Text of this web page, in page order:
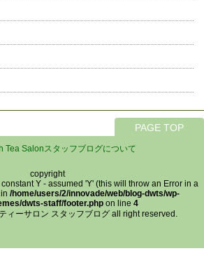
PAGE TOP
Tea Salonスタッフブログについて
copyright
Y - assumed 'Y' (this will throw an Error in a
/home/users/2/innovade/web/blog-dwts/wp-
dwts-staff/footer.phpon line 4
ィーサロン スタッフブログ all right reserved.